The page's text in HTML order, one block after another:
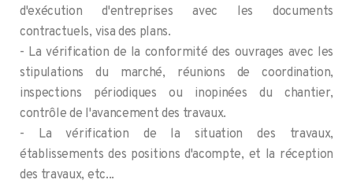
d'exécution d'entreprises avec les documents
contractuels, visa des plans.
- La vérification de la conformité des ouvrages avec les
stipulations du marché, réunions de coordination,
inspections périodiques ou inopinées du chantier,
contrôle de l'avancement des travaux.
- La vérification de la situation des travaux,
établissements des positions d'acompte, et la réception
des travaux, etc...